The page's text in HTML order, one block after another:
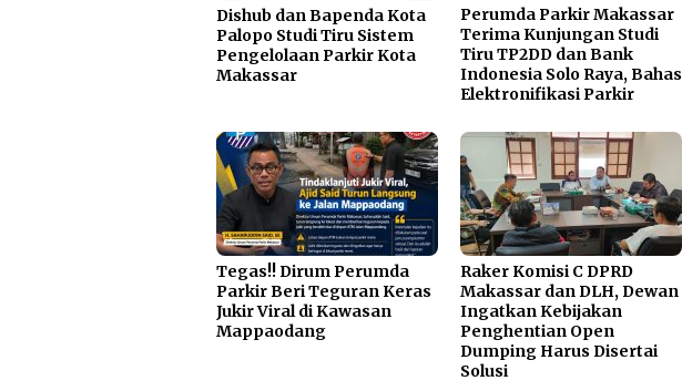
Dishub dan Bapenda Kota
Palopo Studi Tiru Sistem
Pengelolaan Parkir Kota
Makassar
Perumda Parkir Makassar
Terima Kunjungan Studi
Tiru TP2DD dan Bank
Indonesia Solo Raya, Bahas
Elektronifikasi Parkir
Tegas!! Dirum Perumda
Parkir Beri Teguran Keras
Jukir Viral di Kawasan
Mappaodang
Raker Komisi C DPRD
Makassar dan DLH, Dewan
Ingatkan Kebijakan
Penghentian Open
Dumping Harus Disertai
Solusi